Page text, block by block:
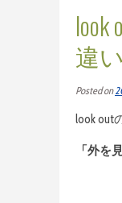
look
違い
Posted on
look out
「外を